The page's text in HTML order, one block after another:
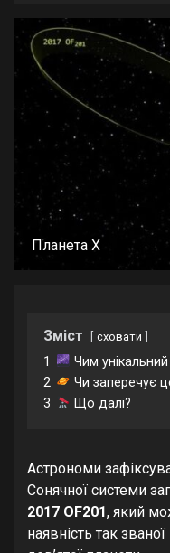
Планета X
Зміст сховати
1
Чим
2
Чи заперечує
3
Що далі?
Астрономи
Сонячної системи
2017 OF201, який
наявність так званої